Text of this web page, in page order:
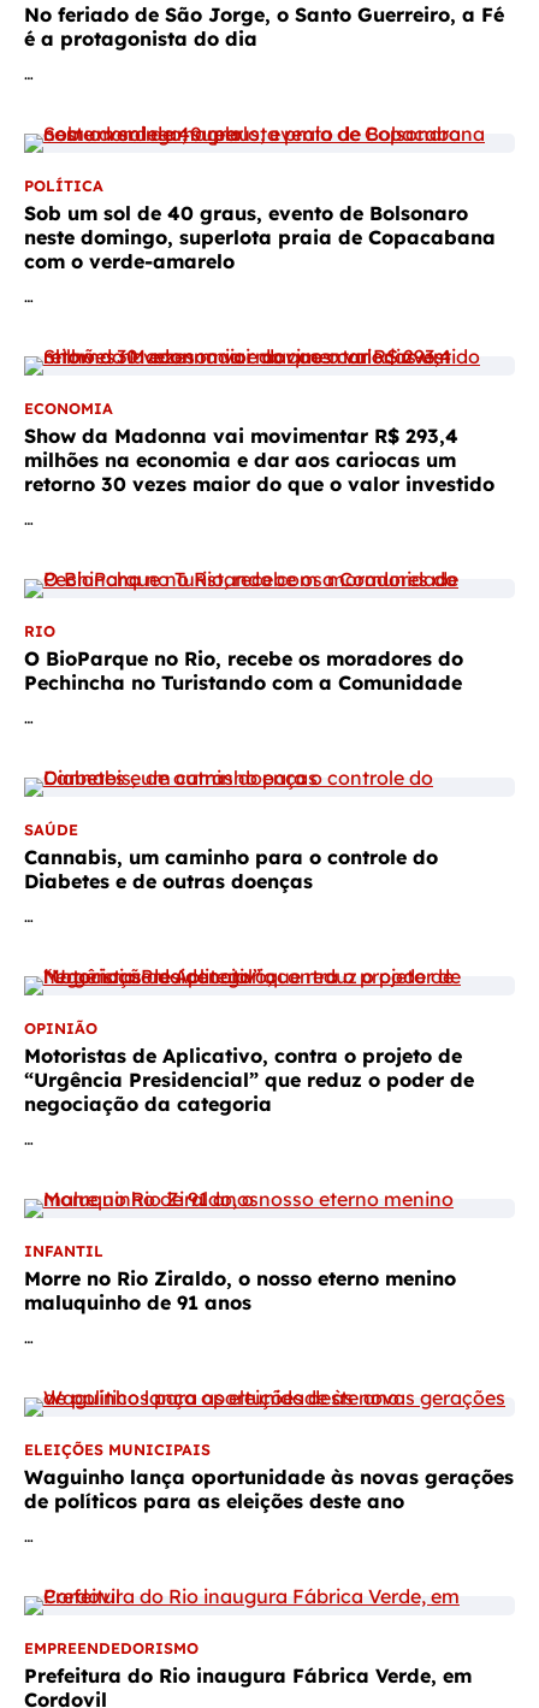
No feriado de São Jorge, o Santo Guerreiro, a Fé
é a protagonista do dia
…
POLÍTICA
Sob um sol de 40 graus, evento de Bolsonaro
neste domingo, superlota praia de Copacabana
com o verde-amarelo
…
ECONOMIA
Show da Madonna vai movimentar R$ 293,4
milhões na economia e dar aos cariocas um
retorno 30 vezes maior do que o valor investido
…
RIO
O BioParque no Rio, recebe os moradores do
Pechincha no Turistando com a Comunidade
…
SAÚDE
Cannabis, um caminho para o controle do
Diabetes e de outras doenças
…
OPINIÃO
Motoristas de Aplicativo, contra o projeto de
“Urgência Presidencial” que reduz o poder de
negociação da categoria
…
INFANTIL
Morre no Rio Ziraldo, o nosso eterno menino
maluquinho de 91 anos
…
ELEIÇÕES MUNICIPAIS
Waguinho lança oportunidade às novas gerações
de políticos para as eleições deste ano
…
EMPREENDEDORISMO
Prefeitura do Rio inaugura Fábrica Verde, em
Cordovil